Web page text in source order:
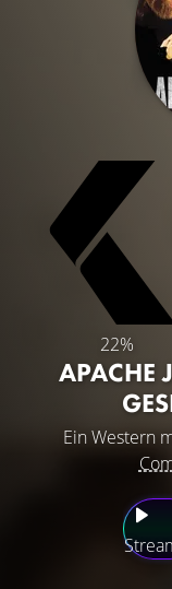
22%
APACHE
Ein Western